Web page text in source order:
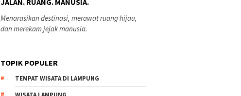
JALAN. RUANG. MANUSIA.
Menarasikan destinasi, merawat ruang hijau,
dan merekam jejak manusia.
TOPIK POPULER
TEMPAT WISATA DI LAMPUNG